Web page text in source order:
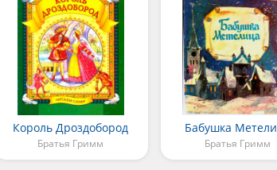
Король Дроздобород
Братья Гримм
Бабушка
Братья Гримм